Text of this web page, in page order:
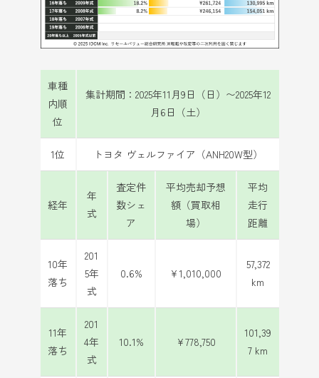
車種
内順
位
集計期間：2025年11月9日（日）〜2025年12
月6日（土）
1位 トヨタ ヴェルファイア（ANH20W型）
経年
年
式
査定件
数シェ
ア
平均売却予想
額（買取相
場）
平均
走行
距離
10年
落ち
201
5年
式
0.6% ¥1,010,000
57,372
km
11年
落ち
201
4年
式
10.1% ¥778,750
101,39
7 km